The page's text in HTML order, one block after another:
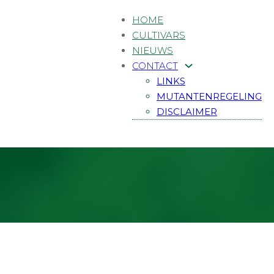
HOME
CULTIVARS
NIEUWS
CONTACT
LINKS
MUTANTENREGELING
DISCLAIMER